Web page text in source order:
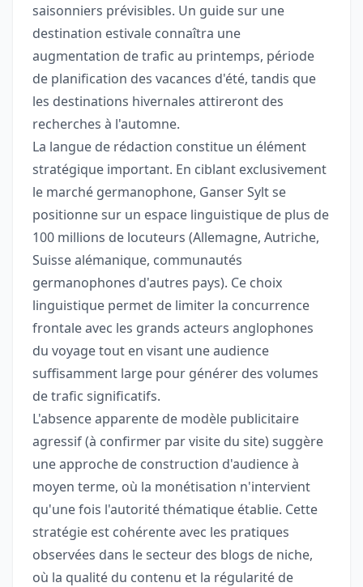
saisonniers prévisibles. Un guide sur une
destination estivale connaîtra une
augmentation de trafic au printemps, période
de planification des vacances d'été, tandis que
les destinations hivernales attireront des
recherches à l'automne.
La langue de rédaction constitue un élément
stratégique important. En ciblant exclusivement
le marché germanophone, Ganser Sylt se
positionne sur un espace linguistique de plus de
100 millions de locuteurs (Allemagne, Autriche,
Suisse alémanique, communautés
germanophones d'autres pays). Ce choix
linguistique permet de limiter la concurrence
frontale avec les grands acteurs anglophones
du voyage tout en visant une audience
suffisamment large pour générer des volumes
de trafic significatifs.
L'absence apparente de modèle publicitaire
agressif (à confirmer par visite du site) suggère
une approche de construction d'audience à
moyen terme, où la monétisation n'intervient
qu'une fois l'autorité thématique établie. Cette
stratégie est cohérente avec les pratiques
observées dans le secteur des blogs de niche,
où la qualité du contenu et la régularité de